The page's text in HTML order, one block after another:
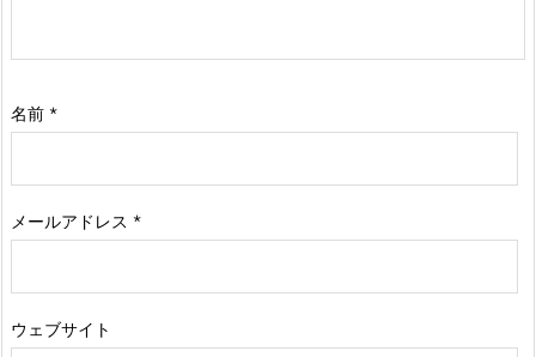
名前 *
メールアドレス *
ウェブサイト